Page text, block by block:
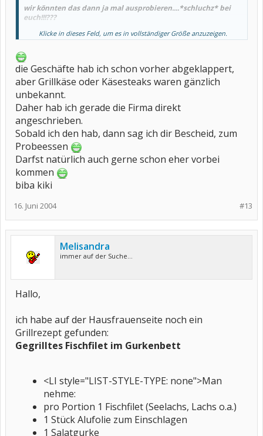
wir könnten das dann ja mal ausprobieren....*schluchz* bei
euch!!!???
gehst du über kontakt zu denen und die teilen dir dann mit
geschäfte ab*lach*?
knuddel
liebi
(und wieder was gelernt)
Klicke in dieses Feld, um es in vollständiger Größe anzuzeigen.
die Geschäfte hab ich schon vorher abgeklappert,
aber Grillkäse oder Käsesteaks waren gänzlich
unbekannt.
Daher hab ich gerade die Firma direkt
angeschrieben.
Sobald ich den hab, dann sag ich dir Bescheid, zum
Probeessen
Darfst natürlich auch gerne schon eher vorbei
kommen
biba kiki
#13
16. Juni 2004
Melisandra
immer auf der Suche...
Hallo,
ich habe auf der Hausfrauenseite noch ein
Grillrezept gefunden:
Gegrilltes Fischfilet im Gurkenbett
<LI style="LIST-STYLE-TYPE: none">Man
nehme:
pro Portion 1 Fischfilet (Seelachs, Lachs o.a.)
1 Stück Alufolie zum Einschlagen
1 Salatgurke